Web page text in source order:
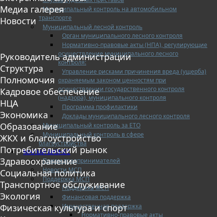
Муниципальный контроль на автомобильном
транспорте
Муниципальный лесной контроль
Орган муниципального лесного контроля
Нормативно-правовые акты (НПА), регулирующие
осуществление муниципального лесного
контроля:
Управление рисками причинения вреда (ущерба)
охраняемым законом ценностям при
осуществлении государственного контроля
(надзора), муниципального контроля
Программа профилактики
Доклады муниципального лесного контроля
Муниципальный контроль за ЕТО
Муниципальный контроль в сфере
благоустройства
МАЛЫЙ БИЗНЕС
Прием предпринимателей
Новости МСП
Поддержка МСП
Поддержка МСП
Финансовая поддержка
Имущественная поддержка
Нормативно-правовые акты
Медиа галерея
Новости
Руководитель администрации
Структура
Полномочия
Кадровое обеспечение
НЦА
Экономика
Образование
ЖКХ и благоустройство
Потребительский рынок
Здравоохранение
Социальная политика
Транспортное обслуживание
Экология
Физическая культура и спорт